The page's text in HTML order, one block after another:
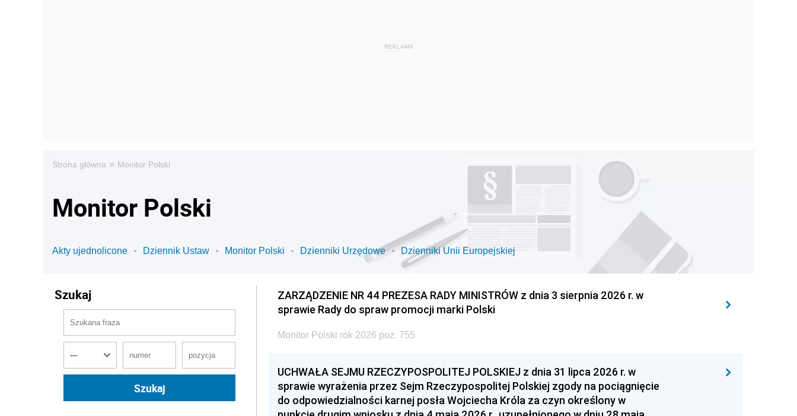
Strona główna » Monitor Polski
Monitor Polski
Akty ujednolicone Dziennik Ustaw Monitor Polski Dzienniki Urzędowe Dzienniki Unii Europejskiej
Szukaj
ZARZĄDZENIE NR 44 PREZESA RADY MINISTRÓW z dnia 3 sierpnia 2026 r. w
sprawie Rady do spraw promocji marki Polski
Monitor Polski rok 2026 poz. 755
UCHWAŁA SEJMU RZECZYPOSPOLITEJ POLSKIEJ z dnia 31 lipca 2026 r. w
sprawie wyrażenia przez Sejm Rzeczypospolitej Polskiej zgody na pociągnięcie
do odpowiedzialności karnej posła Wojciecha Króla za czyn określony w